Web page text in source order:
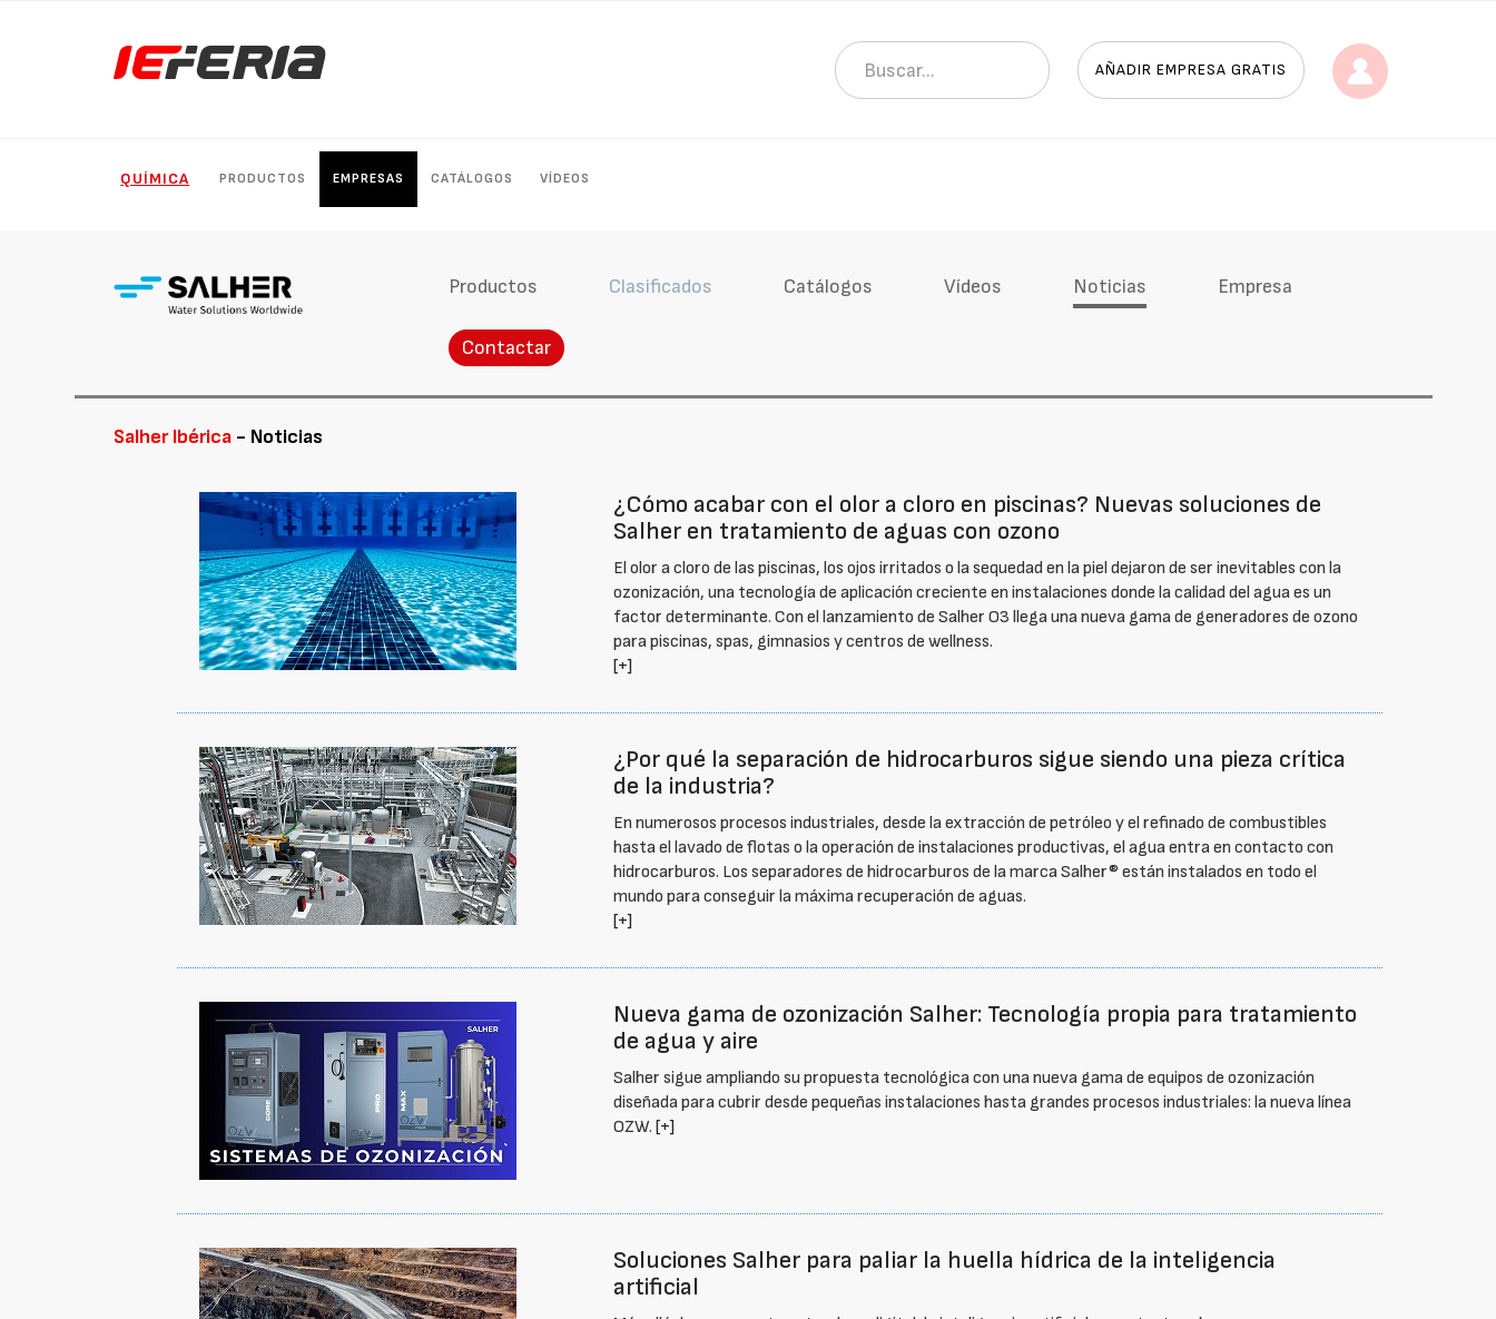
AÑADIR EMPRESA GRATIS
QUÍMICA PRODUCTOS EMPRESAS CATÁLOGOS VÍDEOS
Productos Clasificados Catálogos Vídeos Noticias Empresa
Contactar
Salher Ibérica - Noticias
¿Cómo acabar con el olor a cloro en piscinas? Nuevas soluciones de
Salher en tratamiento de aguas con ozono
El olor a cloro de las piscinas, los ojos irritados o la sequedad en la piel dejaron de ser inevitables con la
ozonización, una tecnología de aplicación creciente en instalaciones donde la calidad del agua es un
factor determinante. Con el lanzamiento de Salher O3 llega una nueva gama de generadores de ozono
para piscinas, spas, gimnasios y centros de wellness.
[+]
¿Por qué la separación de hidrocarburos sigue siendo una pieza crítica
de la industria?
En numerosos procesos industriales, desde la extracción de petróleo y el refinado de combustibles
hasta el lavado de flotas o la operación de instalaciones productivas, el agua entra en contacto con
hidrocarburos. Los separadores de hidrocarburos de la marca Salher® están instalados en todo el
mundo para conseguir la máxima recuperación de aguas.
[+]
Nueva gama de ozonización Salher: Tecnología propia para tratamiento
de agua y aire
Salher sigue ampliando su propuesta tecnológica con una nueva gama de equipos de ozonización
diseñada para cubrir desde pequeñas instalaciones hasta grandes procesos industriales: la nueva línea
OZW.[+]
Soluciones Salher para paliar la huella hídrica de la inteligencia
artificial